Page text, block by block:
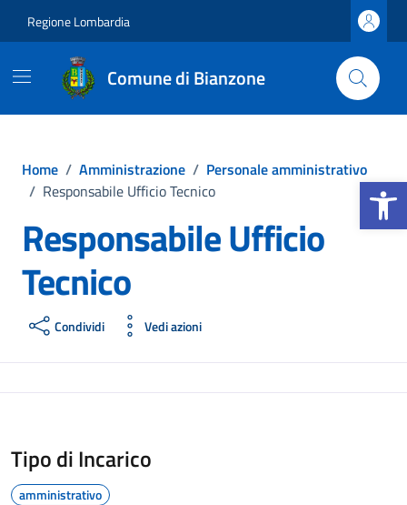
Apri la
Regione Lombardia
Comune di Bianzone
Home / Amministrazione / Personale amministrativo
/ Responsabile Ufficio Tecnico
Responsabile Ufficio
Tecnico
Condividi Vedi azioni
Tipo di Incarico
amministrativo